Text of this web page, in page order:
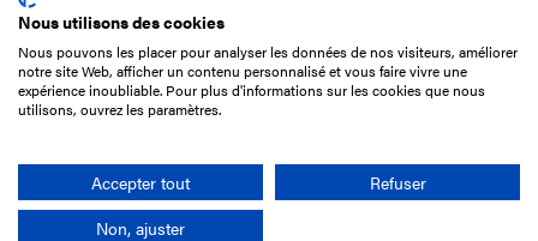
15 Boulevard de Douaumont
75017 Paris
01 49 10 20 29
Rechercher
Nous utilisons des cookies
Nous pouvons les placer pour analyser les données de nos visiteurs, améliorer
notre site Web, afficher un contenu personnalisé et vous faire vivre une
expérience inoubliable. Pour plus d'informations sur les cookies que nous
utilisons, ouvrez les paramètres.
Accepter tout
Refuser
Non, ajuster